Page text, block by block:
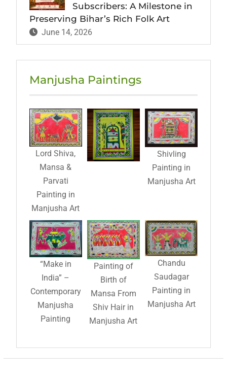
Subscribers: A Milestone in
Preserving Bihar’s Rich Folk Art
June 14, 2026
Manjusha Paintings
Lord Shiva,
Mansa &
Parvati
Painting in
Manjusha Art
Shivling
Painting in
Manjusha Art
“Make in
India” –
Contemporary
Manjusha
Painting
Painting of
Birth of
Mansa From
Shiv Hair in
Manjusha Art
Chandu
Saudagar
Painting in
Manjusha Art